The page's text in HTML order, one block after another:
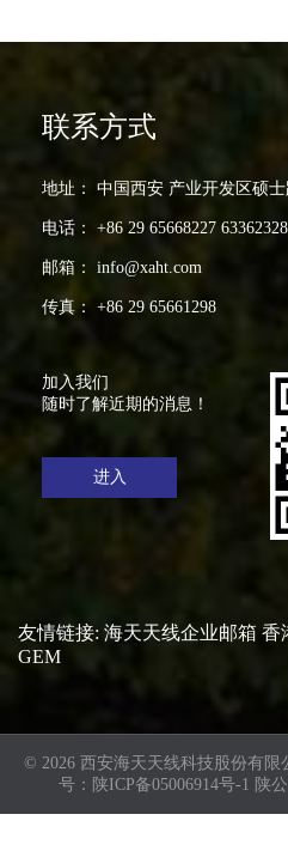
联系方式
地址： 中国西安 产业开发区硕士
电话： +86 29 65668227 63362328
邮箱： info@xaht.com
传真： +86 29 65661298
加入我们
随时了解近期的消息！
进入
友情链接: 海天天线企业邮箱 香
GEM
© 2026 西安海天天线科技股份有
号： 陕ICP备05006914号-1 陕